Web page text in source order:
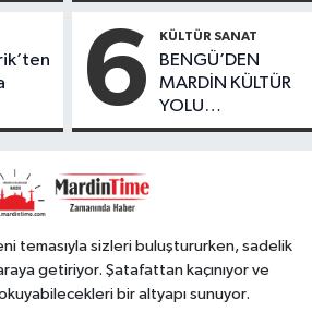
bulundu
6 KÜLTÜR SANAT
BENGÜ’DEN
MARDİN KÜLTÜR
YOLU
FESTIVALİ’NDE
temasıyla sizleri buluştururken, sadelik
getiriyor. Şatafattan kaçınıyor ve
bir altyapı sunuyor.